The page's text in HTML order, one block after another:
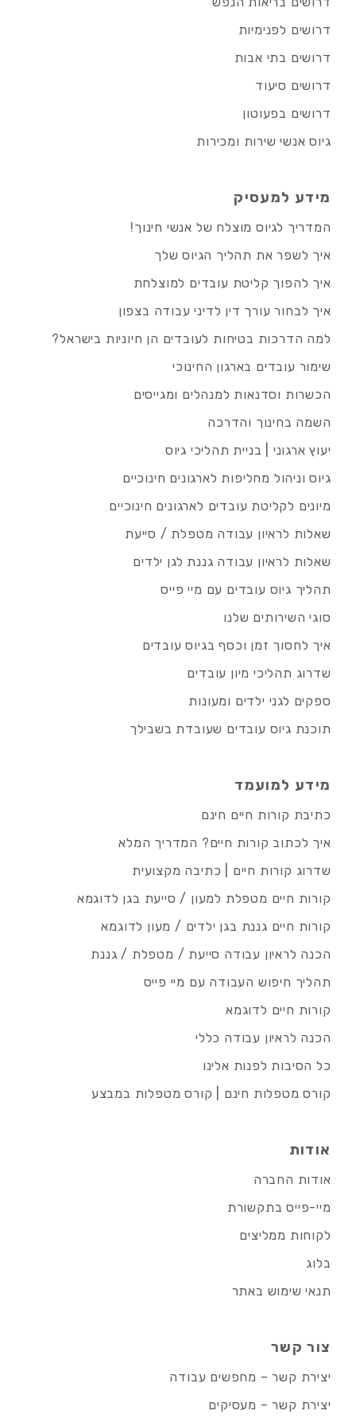
דרושים לפנימיות
דרושים בתי אבות
דרושים סיעוד
דרושים בפעוטון
גיוס אנשי שירות ומכירות
מידע למעסיק
המדריך לגיוס מוצלח של אנשי חינוך!
איך לשפר את תהליך הגיוס שלך
איך להפוך קליטת עובדים למוצלחת
איך לבחור עורך דין לדיני עבודה בצפון
למה הדרכות בטיחות לעובדים הן חיוניות בישראל?
שימור עובדים בארגון החינוכי
הכשרות וסדנאות למנהלים ומגייסים
השמה בחינוך והדרכה
יעוץ ארגוני | בניית תהליכי גיוס
גיוס וניהול מחליפות לארגונים חינוכיים
מיונים לקליטת עובדים לארגונים חינוכיים
שאלות לראיון עבודה מטפלת / סייעת
שאלות לראיון עבודה גננת לגן ילדים
תהליך גיוס עובדים עם מיי פייס
סוגי השירותים שלנו
איך לחסוך זמן וכסף בגיוס עובדים
שדרוג תהליכי מיון עובדים
ספקים לגני ילדים ומעונות
תוכנת גיוס עובדים שעובדת בשבילך
מידע למועמד
כתיבת קורות חיים חינם
איך לכתוב קורות חיים? המדריך המלא
שדרוג קורות חיים | כתיבה מקצועית
קורות חיים מטפלת למעון / סייעת בגן לדוגמא
קורות חיים גננת בגן ילדים / מעון לדוגמא
הכנה לראיון עבודה סייעת / מטפלת / גננת
תהליך חיפוש העבודה עם מיי פייס
קורות חיים לדוגמא
הכנה לראיון עבודה כללי
כל הסיבות לפנות אלינו
קורס מטפלות חינם | קורס מטפלות במבצע
אודות
אודות החברה
מיי-פייס בתקשורת
לקוחות ממליצים
בלוג
תנאי שימוש באתר
צור קשר
יצירת קשר – מחפשים עבודה
יצירת קשר – מעסיקים